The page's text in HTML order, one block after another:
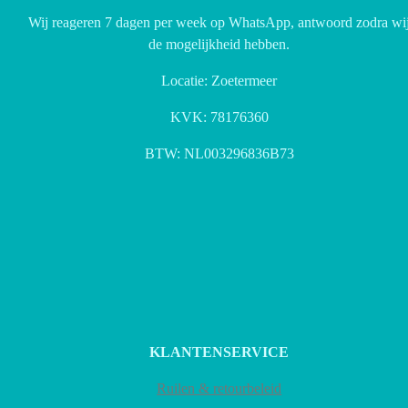
Wij reageren 7 dagen per week op WhatsApp, antwoord zodra
de mogelijkheid hebben.
Locatie: Zoetermeer
KVK: 78176360
BTW: NL003296836B73
KLANTENSERVICE
Ruilen & retourbeleid